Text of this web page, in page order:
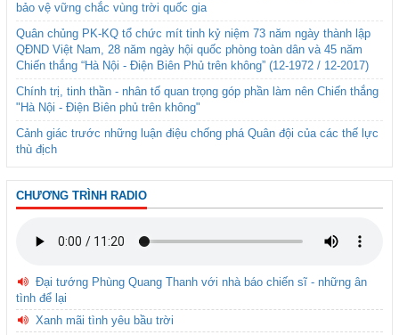
bảo vệ vững chắc vùng trời quốc gia
Quân chủng PK-KQ tổ chức mít tinh kỷ niệm 73 năm ngày thành lập
QĐND Việt Nam, 28 năm ngày hội quốc phòng toàn dân và 45 năm
Chiến thắng “Hà Nội - Điện Biên Phủ trên không” (12-1972 / 12-2017)
Chính trị, tinh thần - nhân tố quan trọng góp phần làm nên Chiến thắng
"Hà Nội - Điện Biên phủ trên không"
Cảnh giác trước những luận điệu chống phá Quân đội của các thế lực
thù địch
CHƯƠNG TRÌNH RADIO
Đại tướng Phùng Quang Thanh với nhà báo chiến sĩ - những ân
tình để lại
Xanh mãi tình yêu bầu trời